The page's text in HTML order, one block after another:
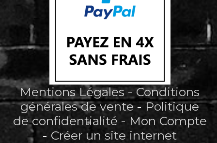
Mentions Légales
Conditions
générales de vente
Politique
de confidentialité
Mon Compte
Créer un site internet